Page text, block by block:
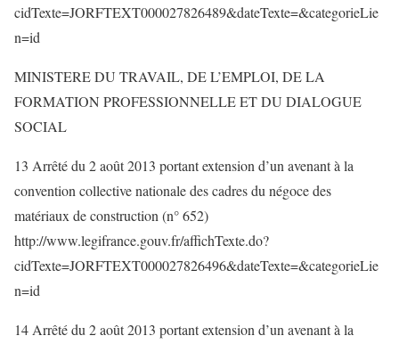
cidTexte=JORFTEXT000027826489&dateTexte=&categorieLie
n=id
MINISTERE DU TRAVAIL, DE L’EMPLOI, DE LA
FORMATION PROFESSIONNELLE ET DU DIALOGUE
SOCIAL
13 Arrêté du 2 août 2013 portant extension d’un avenant à la
convention collective nationale des cadres du négoce des
matériaux de construction (n° 652)
http://www.legifrance.gouv.fr/affichTexte.do?
cidTexte=JORFTEXT000027826496&dateTexte=&categorieLie
n=id
14 Arrêté du 2 août 2013 portant extension d’un avenant à la